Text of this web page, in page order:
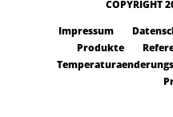
COPYRIGHT
Impressum
Produkte